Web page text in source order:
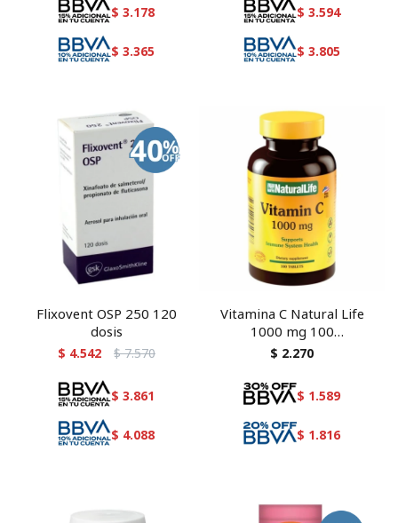
$ 3.178
$ 3.365
$ 3.594
$ 3.805
Flixovent OSP 250 120
dosis
$ 4.542 $ 7.570
$ 3.861
$ 4.088
Vitamina C Natural Life
1000 mg 100
comprimidos
$ 2.270
$ 1.589
$ 1.816